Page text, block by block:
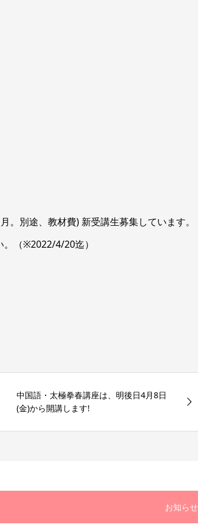
。別途、教材費) 新受講生募集しています。
（※2022/4/20迄）
中国語・太極拳春講座は、明後日4月8日
(金)から開講します!
お知ら